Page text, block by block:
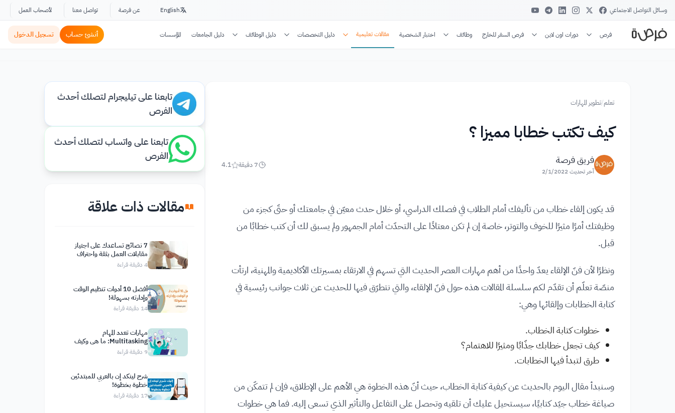
وسائل التواصل الاجتماعي English عن فرصة تواصل معنا لأصحاب العمل
فرص دورات اون لاين فرص السفر للخارج وظائف اختبار الشخصية مقالات تعليمية دليل التخصصات دليل الوظائف دليل الجامعات المؤسسات أنشئ حساب تسجيل الدخول
تعلم/تطوير المهارات
كيف تكتب خطابا مميزا ؟
فريق فرصة
آخر تحديث2/1/2022
7 دقيقة 4.1
قد يكون إلقاء خطاب من تأليفك أمام الطلاب في فصلك الدراسي، أو خلال حدث معيّن في جامعتك أو حتّى كجزء من
وظيفتك أمرًا مثيرًا للخوف والتوتر، خاصة إن لم تكن معتادًا على التحدّث أمام الجمهور ولم يسبق لك أن كتب خطابًا من
قبل.
ونظرًا لأن فنّ الإلقاء يعدّ واحدًا من أهم مهارات العصر الحديث التي تسهم في الارتقاء بمسيرتك الأكاديمية والمهنية، ارتأت
منصّة تعلّم أن تقدّم لكم سلسلة المقالات هذه حول فنّ الإلقاء، والتي نتطرّق فيها للحديث عن ثلاث جوانب رئيسية في
كتابة الخطابات وإلقائها وهي:
خطوات كتابة الخطاب.
كيف تجعل خطابك جذّابًا ومثيرًا للاهتمام؟
طرق لتبدأ فيها الخطابات.
وسنبدأ مقال اليوم بالحديث عن كيفية كتابة الخطاب، حيث أنّ هذه الخطوة هي الأهم على الإطلاق، فإن لم تتمكّن من
صياغة خطاب جيّد كتابيًا، سيستحيل عليك أن تلقيه وتحصل على التفاعل والتأثير الذي تسعى إليه. فما هي خطوات
تابعنا على تيليجرام لتصلك أحدث
الفرص
تابعنا على واتساب لتصلك أحدث
الفرص
مقالات ذات علاقة
7 نصائح تساعدك على اجتياز
مقابلات العمل بثقة واحتراف
4 دقيقة قراءة
أفضل 10 أدوات تنظيم الوقت
وإدارته بسهولة!
14 دقيقة قراءة
مهارات تعدد المهام
Multitasking: ما هي وكيف
أطورها؟
9 دقيقة قراءة
شرح لينكد إن بالعربي للمبتدئين
خطوة بخطوة!
17 دقيقة قراءة